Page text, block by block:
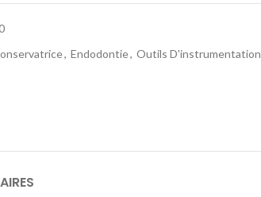
, Endodontie, Outils D'instrumentation